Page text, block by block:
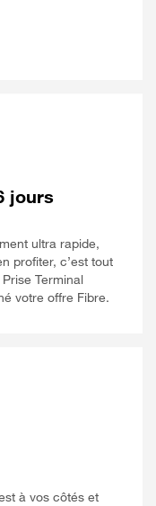
jours
ultra rapide,
profiter, c’est tout
Terminal
votre offre Fibre.
à vos côtés et